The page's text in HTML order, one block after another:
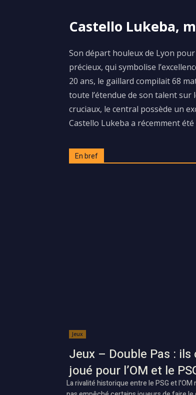
Castello Lukeba,
Son départ houleux de Lyon
précieux, qui symbolise
20 ans, le gaillard compilait 68
toute l’étendue de son talent sur
cruciaux, le central possède un
Castello Lukeba a récemment
En bref
Jeux
Jeux – Double Pas : ils
joué pour l’OM et le
La rivalité historique entre le PSG et l'OM